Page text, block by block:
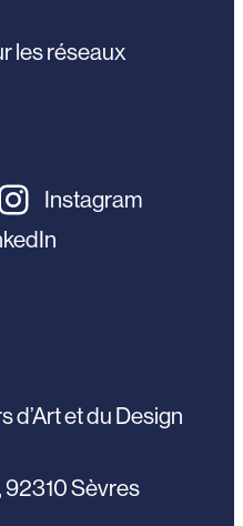
les réseaux
Instagram
d’Art et du Design
92310 Sèvres